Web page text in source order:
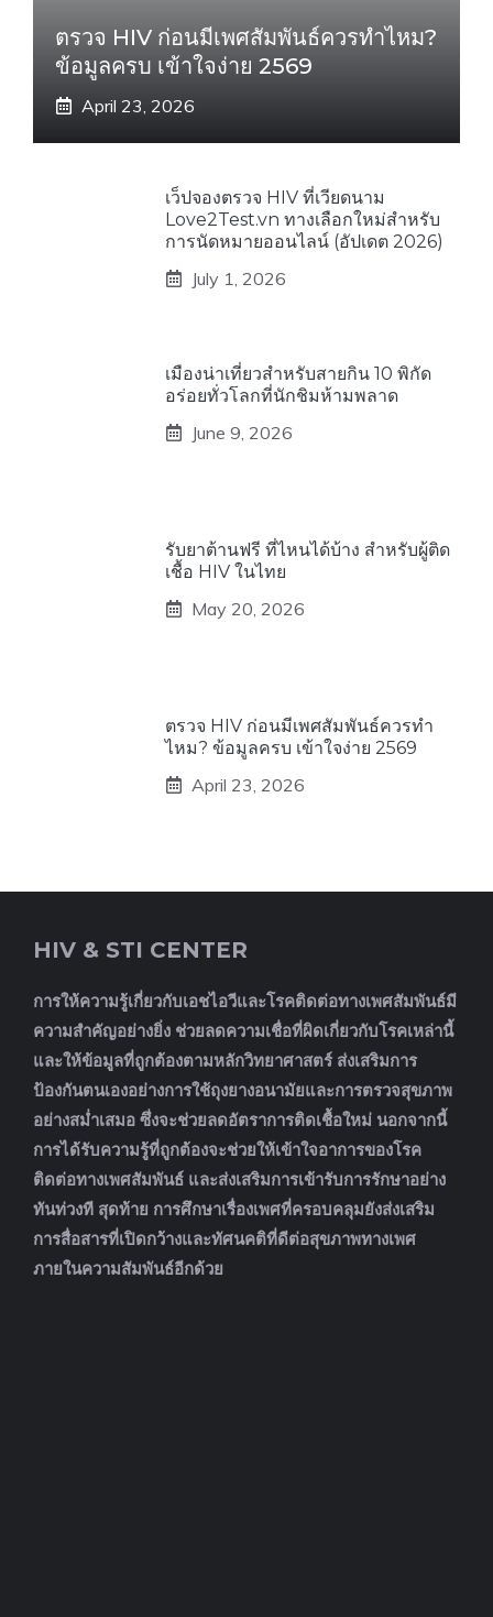
ตรวจ HIV ก่อนมีเพศสัมพันธ์ควรทำไหม?
ข้อมูลครบ เข้าใจง่าย 2569
April 23, 2026
เว็ปจองตรวจ HIV ที่เวียดนาม
Love2Test.vn ทางเลือกใหม่สำหรับ
การนัดหมายออนไลน์ (อัปเดต 2026)
July 1, 2026
เมืองน่าเที่ยวสำหรับสายกิน 10 พิกัด
อร่อยทั่วโลกที่นักชิมห้ามพลาด
June 9, 2026
รับยาต้านฟรี ที่ไหนได้บ้าง สำหรับผู้ติด
เชื้อ HIV ในไทย
May 20, 2026
ตรวจ HIV ก่อนมีเพศสัมพันธ์ควรทำ
ไหม? ข้อมูลครบ เข้าใจง่าย 2569
April 23, 2026
HIV & STI CENTER
การให้ความรู้เกี่ยวกับเอชไอวีและโรคติดต่อทางเพศสัมพันธ์มี
ความสำคัญอย่างยิ่ง ช่วยลดความเชื่อที่ผิดเกี่ยวกับโรคเหล่านี้
และให้ข้อมูลที่ถูกต้องตามหลักวิทยาศาสตร์ ส่งเสริมการ
ป้องกันตนเองอย่างการใช้ถุงยางอนามัยและการตรวจสุขภาพ
อย่างสม่ำเสมอ ซึ่งจะช่วยลดอัตราการติดเชื้อใหม่ นอกจากนี้
การได้รับความรู้ที่ถูกต้องจะช่วยให้เข้าใจอาการของโรค
ติดต่อทางเพศสัมพันธ์ และส่งเสริมการเข้ารับการรักษาอย่าง
ทันท่วงที สุดท้าย การศึกษาเรื่องเพศที่ครอบคลุมยังส่งเสริม
การสื่อสารที่เปิดกว้างและทัศนคติที่ดีต่อสุขภาพทางเพศ
ภายในความสัมพันธ์อีกด้วย